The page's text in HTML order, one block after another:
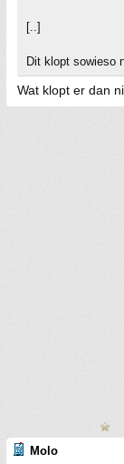
[..]
Dit klopt sowieso
Wat klopt er dan
Molo